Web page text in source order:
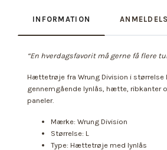
INFORMATION
“En hverdagsfavorit må gerne få flere
Hættetrøje fra Wrung Division i størrelse
gennemgående lynlås, hætte, ribkanter
paneler.
Mærke: Wrung Division
Størrelse: L
Type: Hættetrøje med lynlås